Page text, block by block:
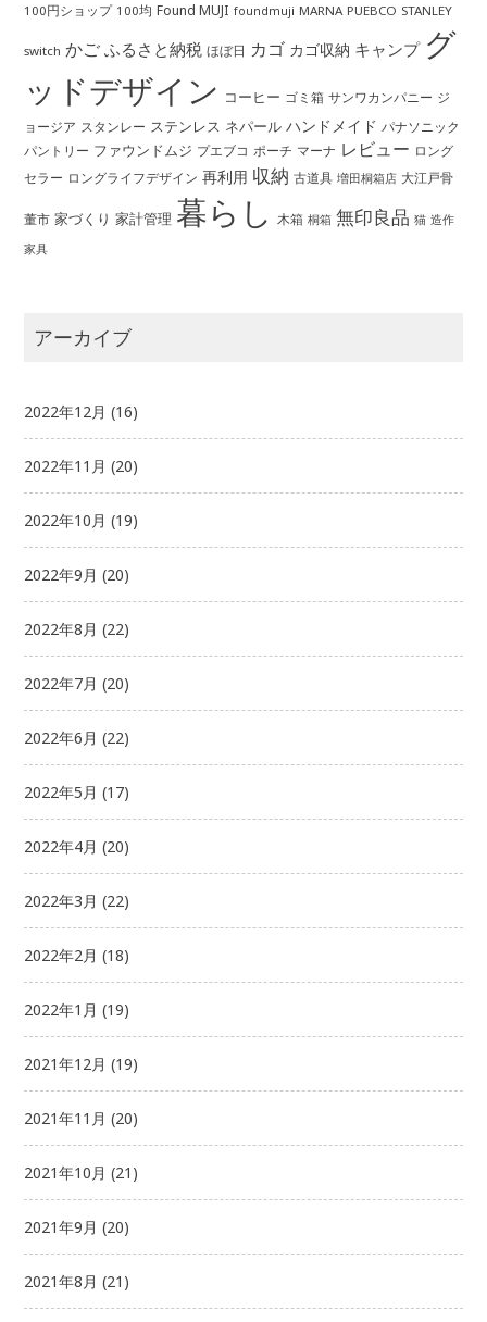
100円ショップ 100均 Found MUJI foundmuji MARNA PUEBCO STANLEY
switch かご ふるさと納税 ほぼ日 カゴ カゴ収納 キャンプ グ
ッドデザイン コーヒー ゴミ箱 サンワカンパニー ジ
ョージア スタンレー ステンレス ネパール ハンドメイド パナソニック
パントリー ファウンドムジ プエブコ ポーチ マーナ レビュー ロング
セラー ロングライフデザイン 再利用 収納 古道具 増田桐箱店 大江戸骨
董市 家づくり 家計管理 暮らし 木箱 桐箱 無印良品 猫 造作
家具
アーカイブ
2022年12月 (16)
2022年11月 (20)
2022年10月 (19)
2022年9月 (20)
2022年8月 (22)
2022年7月 (20)
2022年6月 (22)
2022年5月 (17)
2022年4月 (20)
2022年3月 (22)
2022年2月 (18)
2022年1月 (19)
2021年12月 (19)
2021年11月 (20)
2021年10月 (21)
2021年9月 (20)
2021年8月 (21)